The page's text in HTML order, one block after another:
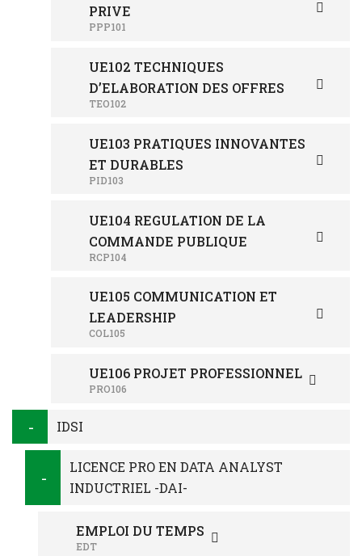
PRIVE
PPP101
UE102 TECHNIQUES
D’ELABORATION DES OFFRES
TEO102
UE103 PRATIQUES INNOVANTES
ET DURABLES
PID103
UE104 REGULATION DE LA
COMMANDE PUBLIQUE
RCP104
UE105 COMMUNICATION ET
LEADERSHIP
COL105
UE106 PROJET PROFESSIONNEL
PRO106
IDSI
LICENCE PRO EN DATA ANALYST
INDUCTRIEL -DAI-
EMPLOI DU TEMPS
EDT